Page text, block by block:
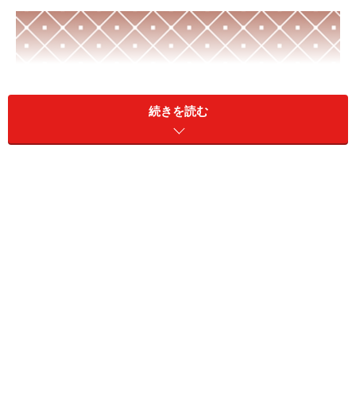
続きを読む